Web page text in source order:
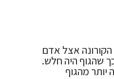
אצל אדם
שהגוף היה חלש.
מהגוף